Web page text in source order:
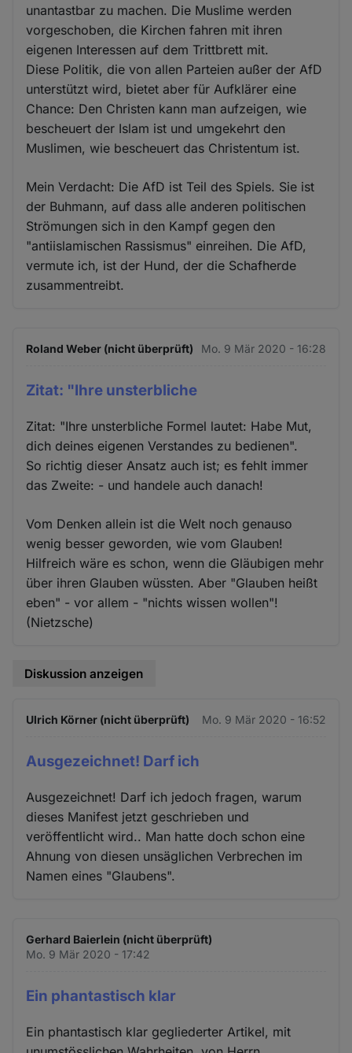
unantastbar zu machen. Die Muslime werden
vorgeschoben, die Kirchen fahren mit ihren
eigenen Interessen auf dem Trittbrett mit.
Diese Politik, die von allen Parteien außer der AfD
unterstützt wird, bietet aber für Aufklärer eine
Chance: Den Christen kann man aufzeigen, wie
bescheuert der Islam ist und umgekehrt den
Muslimen, wie bescheuert das Christentum ist.
Mein Verdacht: Die AfD ist Teil des Spiels. Sie ist
der Buhmann, auf dass alle anderen politischen
Strömungen sich in den Kampf gegen den
"antiislamischen Rassismus" einreihen. Die AfD,
vermute ich, ist der Hund, der die Schafherde
zusammentreibt.
Roland Weber (nicht überprüft) Mo. 9 Mär 2020 - 16:28
Zitat: "Ihre unsterbliche
Zitat: "Ihre unsterbliche Formel lautet: Habe Mut,
dich deines eigenen Verstandes zu bedienen".
So richtig dieser Ansatz auch ist; es fehlt immer
das Zweite: - und handele auch danach!
Vom Denken allein ist die Welt noch genauso
wenig besser geworden, wie vom Glauben!
Hilfreich wäre es schon, wenn die Gläubigen mehr
über ihren Glauben wüssten. Aber "Glauben heißt
eben" - vor allem - "nichts wissen wollen"!
(Nietzsche)
Diskussion anzeigen
Ulrich Körner (nicht überprüft) Mo. 9 Mär 2020 - 16:52
Ausgezeichnet! Darf ich
Ausgezeichnet! Darf ich jedoch fragen, warum
dieses Manifest jetzt geschrieben und
veröffentlicht wird.. Man hatte doch schon eine
Ahnung von diesen unsäglichen Verbrechen im
Namen eines "Glaubens".
Gerhard Baierlein (nicht überprüft)
Mo. 9 Mär 2020 - 17:42
Ein phantastisch klar
Ein phantastisch klar gegliederter Artikel, mit